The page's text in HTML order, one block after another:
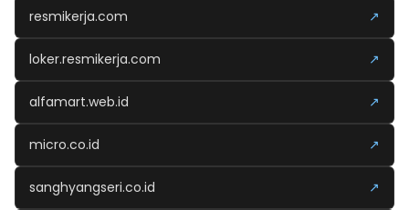
resmikerja.com ↗
loker.resmikerja.com ↗
alfamart.web.id ↗
micro.co.id ↗
sanghyangseri.co.id ↗